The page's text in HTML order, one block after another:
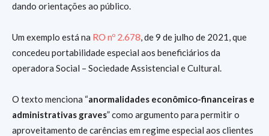
dando orientações ao público.
Um exemplo está na RO nº 2.678, de 9 de julho de 2021, que
concedeu portabilidade especial aos beneficiários da
operadora Social – Sociedade Assistencial e Cultural.
O texto menciona “anormalidades econômico-financeiras e
administrativas graves” como argumento para permitir o
aproveitamento de carências em regime especial aos clientes